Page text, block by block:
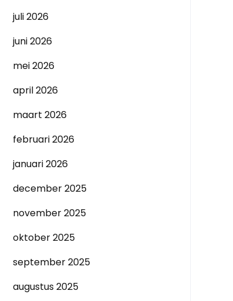
juli 2026
juni 2026
mei 2026
april 2026
maart 2026
februari 2026
januari 2026
december 2025
november 2025
oktober 2025
september 2025
augustus 2025